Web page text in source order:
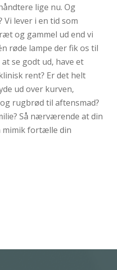
lige nu. Og
lever i en tid som
og gammel ud end vi
røde lampe der fik os til
se godt ud, have et
rent? Er det helt
ud over kurven,
rugbrød til aftensmad?
Så nærværende at din
mimik fortælle din